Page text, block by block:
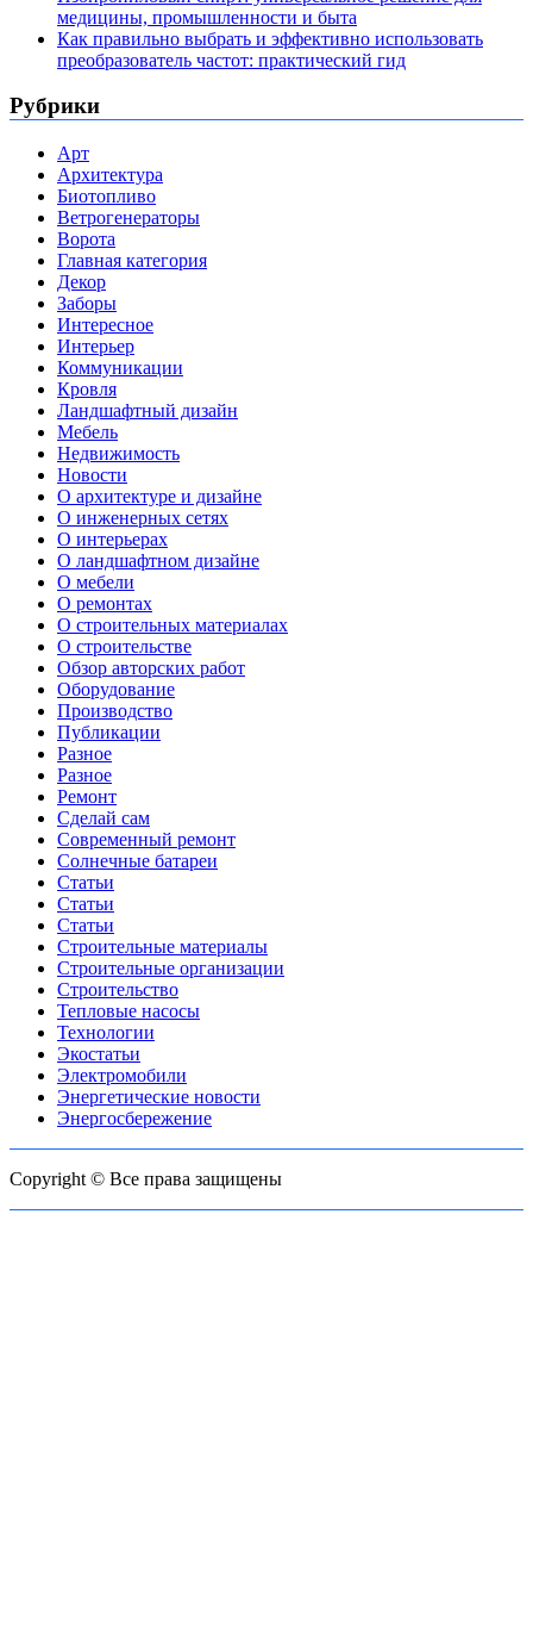
медицины, промышленности и быта
Как правильно выбрать и эффективно использовать
преобразователь частот: практический гид
Рубрики
Арт
Архитектура
Биотопливо
Ветрогенераторы
Ворота
Главная категория
Декор
Заборы
Интересное
Интерьер
Коммуникации
Кровля
Ландшафтный дизайн
Мебель
Недвижимость
Новости
О архитектуре и дизайне
О инженерных сетях
О интерьерах
О ландшафтном дизайне
О мебели
О ремонтах
О строительных материалах
О строительстве
Обзор авторских работ
Оборудование
Производство
Публикации
Разное
Разное
Ремонт
Сделай сам
Современный ремонт
Солнечные батареи
Статьи
Статьи
Статьи
Строительные материалы
Строительные организации
Строительство
Тепловые насосы
Технологии
Экостатьи
Электромобили
Энергетические новости
Энергосбережение
Copyright © Все права защищены